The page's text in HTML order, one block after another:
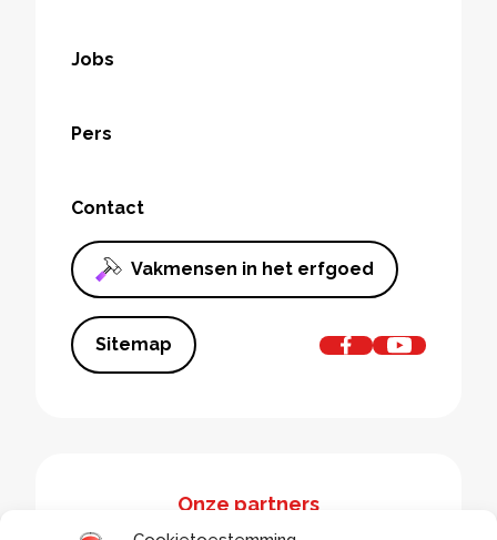
Jobs
Pers
Contact
Vakmensen in het erfgoed
Sitemap
Onze partners